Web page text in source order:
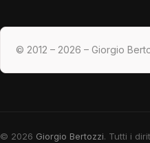
© 2012 – 2026 – Giorgio
© 2026 Giorgio Bertozzi. Tutti i